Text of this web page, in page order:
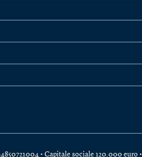
• Capitale sociale 120.000 euro •